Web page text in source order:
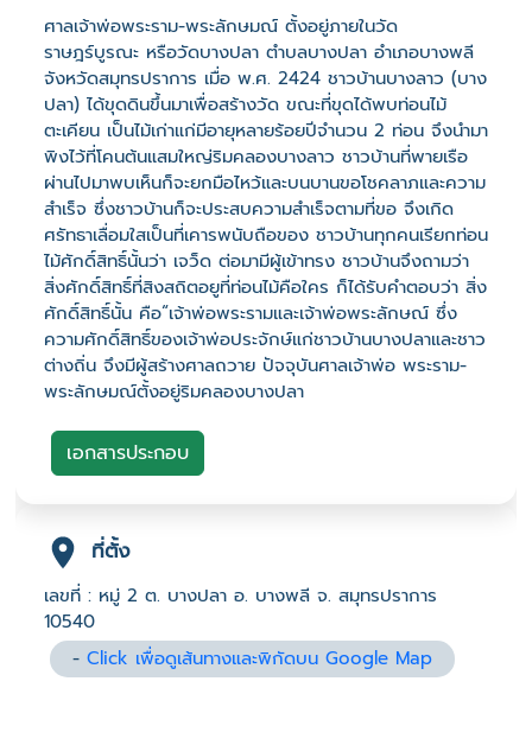
ศาลเจ้าพ่อพระราม-พระลักษมณ์ ตั้งอยู่ภายในวัด
ราษฎร์บูรณะ หรือวัดบางปลา ตำบลบางปลา อำเภอบางพลี
จังหวัดสมุทรปราการ เมื่อ พ.ศ. 2424 ชาวบ้านบางลาว (บาง
ปลา) ได้ขุดดินขึ้นมาเพื่อสร้างวัด ขณะที่ขุดได้พบท่อนไม้
ตะเคียน เป็นไม้เก่าแก่มีอายุหลายร้อยปีจำนวน 2 ท่อน จึงนำมา
พิงไว้ที่โคนต้นแสมใหญ่ริมคลองบางลาว ชาวบ้านที่พายเรือ
ผ่านไปมาพบเห็นก็จะยกมือไหว้และบนบานขอโชคลาภและความ
สำเร็จ ซึ่งชาวบ้านก็จะประสบความสำเร็จตามที่ขอ จึงเกิด
ศรัทธาเลื่อมใสเป็นที่เคารพนับถือของ ชาวบ้านทุกคนเรียกท่อน
ไม้ศักดิ์สิทธิ์นั้นว่า เจว็ด ต่อมามีผู้เข้าทรง ชาวบ้านจึงถามว่า
สิ่งศักดิ์สิทธิ์ที่สิงสถิตอยูที่ท่อนไม้คือใคร ก็ได้รับคำตอบว่า สิ่ง
ศักดิ์สิทธิ์นั้น คือ“เจ้าพ่อพระรามและเจ้าพ่อพระลักษณ์ ซึ่ง
ความศักดิ์สิทธิ์ของเจ้าพ่อประจักษ์แก่ชาวบ้านบางปลาและชาว
ต่างถิ่น จึงมีผู้สร้างศาลถวาย ปัจจุบันศาลเจ้าพ่อ พระราม-
พระลักษมณ์ตั้งอยู่ริมคลองบางปลา
เอกสารประกอบ
ที่ตั้ง
เลขที่ : หมู่ 2 ต. บางปลา อ. บางพลี จ. สมุทรปราการ
10540
-Click เพื่อดูเส้นทางและพิกัดบน Google Map